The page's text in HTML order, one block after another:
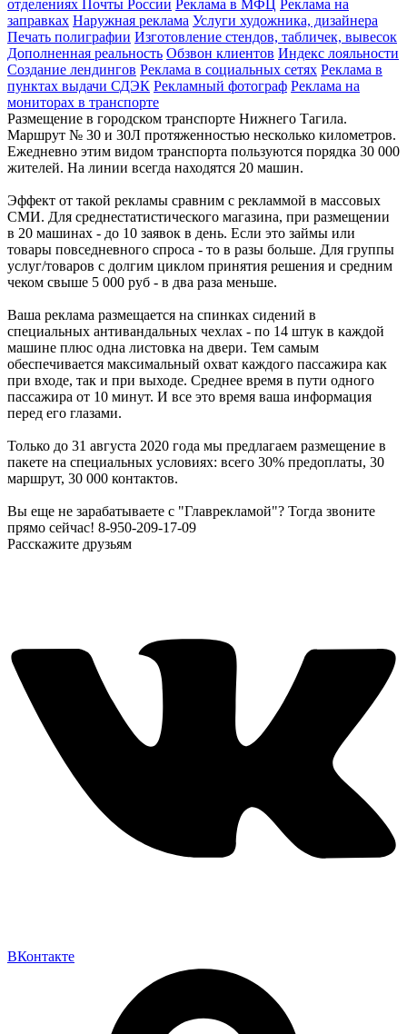
отделениях Почты России Реклама в МФЦ
Реклама на
заправках Наружная реклама Услуги художника, дизайнера
Печать полиграфии Изготовление стендов, табличек, вывесок
Дополненная реальность Обзвон клиентов Индекс лояльности
Создание лендингов Реклама в социальных сетях Реклама в
пунктах выдачи СДЭК Рекламный фотограф Реклама на
мониторах в транспорте
Размещение в городском транспорте Нижнего Тагила.
Маршрут № 30 и 30Л протяженностью несколько километров.
Ежедневно этим видом транспорта пользуются порядка 30 000
жителей. На линии всегда находятся 20 машин.
Эффект от такой рекламы сравним с рекламмой в массовых
СМИ. Для среднестатистического магазина, при размещении
в 20 машинах - до 10 заявок в день. Если это займы или
товары повседневного спроса - то в разы больше. Для группы
услуг/товаров с долгим циклом принятия решения и средним
чеком свыше 5 000 руб - в два раза меньше.
Ваша реклама размещается на спинках сидений в
специальных антивандальных чехлах - по 14 штук в каждой
машине плюс одна листовка на двери. Тем самым
обеспечивается максимальный охват каждого пассажира как
при входе, так и при выходе. Среднее время в пути одного
пассажира от 10 минут. И все это время ваша информация
перед его глазами.
Только до 31 августа 2020 года мы предлагаем размещение в
пакете на специальных условиях: всего 30% предоплаты, 30
маршрут, 30 000 контактов.
Вы еще не зарабатываете с "Главрекламой"? Тогда звоните
прямо сейчас! 8-950-209-17-09
Расскажите друзьям
ВКонтакте